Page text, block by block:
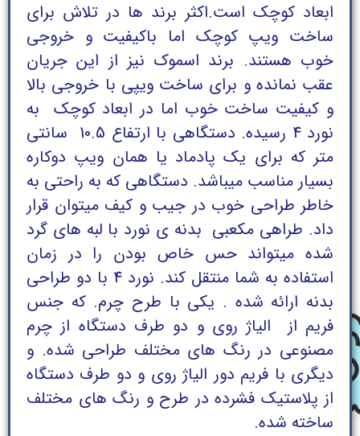
ابعاد کوچک است.اکثر برند ها در تلاش برای
ساخت ویپ کوچک اما باکیفیت و خروجی
خوب هستند. برند اسموک نیز از این جریان
عقب نمانده و برای ساخت ویپی با خروجی بالا
و کیفیت ساخت خوب اما در ابعاد کوچک به
نورد 4 رسیده. دستگاهی با ارتفاع 10.5 سانتی
متر که برای یک پادماد یا همان ویپ دوکاره
بسیار مناسب میباشد. دستگاهی که به راحتی به
خاطر طراحی خوب در جیب و کیف میتوان قرار
داد. طراهی مکعبی بدنه ی نورد با لبه های گرد
شده میتواند حس خاص بودن را در زمان
استفاده به شما منتقل کند. نورد 4 با دو طراحی
بدنه ارائه شده . یکی با طرح چرم. که جنس
فریم از الیاژ روی و دو طرف دستگاه از چرم
مصنوعی در رنگ های مختلف طراحی شده. و
دیگری با فریم دور الیاژ روی و دو طرف دستگاه
از پلاستیک فشرده در طرح و رنگ های مختلف
ساخته شده.